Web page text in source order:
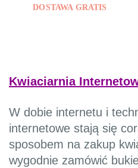
DOSTAWA GRATIS
Kwiaciarnia
W dobie internetu i
internetowe stają się
sposobem na zakup
wygodnie zamówić